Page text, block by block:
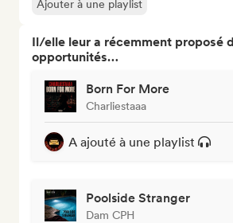
Ajouter à une playlist
Il/elle leur a récemment proposé
opportunités…
Born For More
Charliestaaa
A ajouté à une playlist
Poolside Stranger
Dam CPH